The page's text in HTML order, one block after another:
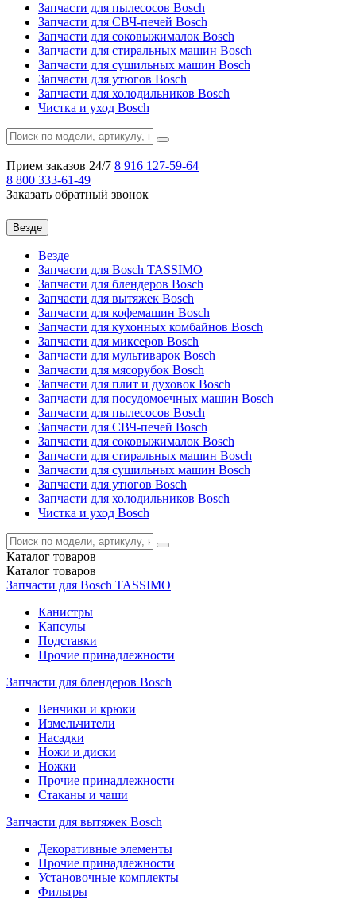
Запчасти для пылесосов Bosch
Запчасти для СВЧ-печей Bosch
Запчасти для соковыжималок Bosch
Запчасти для стиральных машин Bosch
Запчасти для сушильных машин Bosch
Запчасти для утюгов Bosch
Запчасти для холодильников Bosch
Чистка и уход Bosch
Прием заказов 24/7 8 916 127-59-64
8 800 333-61-49
Заказать обратный звонок
Везде
Везде
Запчасти для Bosch TASSIMO
Запчасти для блендеров Bosch
Запчасти для вытяжек Bosch
Запчасти для кофемашин Bosch
Запчасти для кухонных комбайнов Bosch
Запчасти для миксеров Bosch
Запчасти для мультиварок Bosch
Запчасти для мясорубок Bosch
Запчасти для плит и духовок Bosch
Запчасти для посудомоечных машин Bosch
Запчасти для пылесосов Bosch
Запчасти для СВЧ-печей Bosch
Запчасти для соковыжималок Bosch
Запчасти для стиральных машин Bosch
Запчасти для сушильных машин Bosch
Запчасти для утюгов Bosch
Запчасти для холодильников Bosch
Чистка и уход Bosch
Каталог товаров
Каталог товаров
Запчасти для Bosch TASSIMO
Канистры
Капсулы
Подставки
Прочие принадлежности
Запчасти для блендеров Bosch
Венчики и крюки
Измельчители
Насадки
Ножи и диски
Ножки
Прочие принадлежности
Стаканы и чаши
Запчасти для вытяжек Bosch
Декоративные элементы
Прочие принадлежности
Установочные комплекты
Фильтры